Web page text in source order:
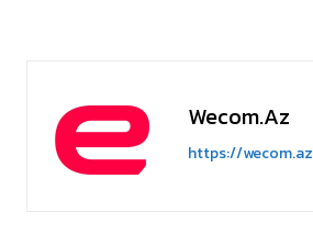
Wecom.az
https://wecom.az